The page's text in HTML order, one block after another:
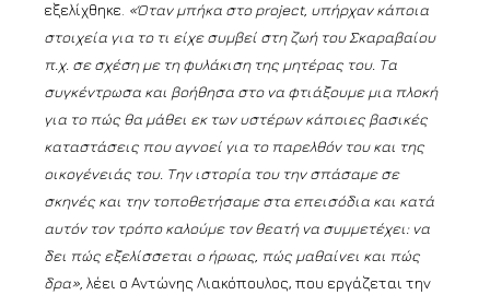
εξελίχθηκε. «Όταν μπήκα στο project, υπήρχαν κάποια
στοιχεία για το τι είχε συμβεί στη ζωή του Σκαραβαίου
π.χ. σε σχέση με τη φυλάκιση της μητέρας του. Τα
συγκέντρωσα και βοήθησα στο να φτιάξουμε μια πλοκή
για το πώς θα μάθει εκ των υστέρων κάποιες βασικές
καταστάσεις που αγνοεί για το παρελθόν του και της
οικογένειάς του. Την ιστορία του την σπάσαμε σε
σκηνές και την τοποθετήσαμε στα επεισόδια και κατά
αυτόν τον τρόπο καλούμε τον θεατή να συμμετέχει: να
δει πώς εξελίσσεται ο ήρωας, πώς μαθαίνει και πώς
δρα», λέει ο Αντώνης Λιακόπουλος, που εργάζεται την